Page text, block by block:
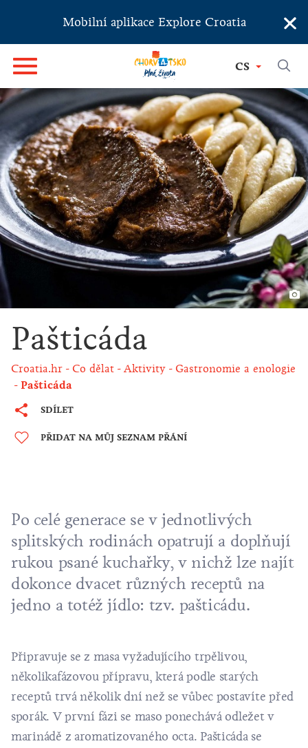
Mobilní aplikace Explore Croatia ×
CS
Pašticáda
Croatia.hr Co dělat Aktivity Gastronomie a enologie
Pašticáda
SDÍLET
PŘIDAT NA MŮJ SEZNAM PŘÁNÍ
Po celé generace se v jednotlivých
splitských rodinách opatrují a doplňují
rukou psané kuchařky, v nichž lze najít
dokonce dvacet různých receptů na
jedno a totéž jídlo: tzv. pašticádu.
Připravuje se z masa vyžadujícího trpělivou,
několikafázovou přípravu, která podle starých
receptů trvá několik dní než se vůbec postavíte před
sporák. V první fázi se maso ponechává odležet v
marinádě z aromatizovaného octa. Pašticáda se